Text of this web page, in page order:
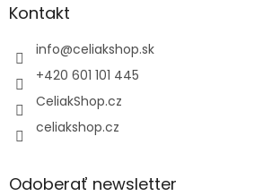
Kontakt
info@celiakshop.sk
+420 601 101 445
CeliakShop.cz
celiakshop.cz
Odoberať newsletter